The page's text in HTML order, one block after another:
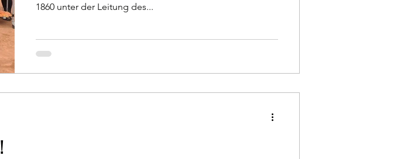
1860 unter der Leitung des...